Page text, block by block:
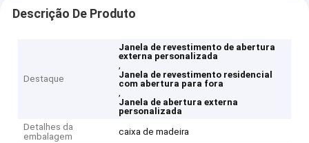
Descrição De Produto
Destaque
Janela de revestimento de abertura
externa personalizada
,
Janela de revestimento residencial
com abertura para fora
,
Janela de abertura externa
personalizada
Detalhes da
embalagem
caixa de madeira